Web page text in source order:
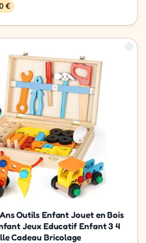
€
Outils Enfant Jouet en Bois
Jeux Educatif Enfant 3 4
Cadeau Bricolage